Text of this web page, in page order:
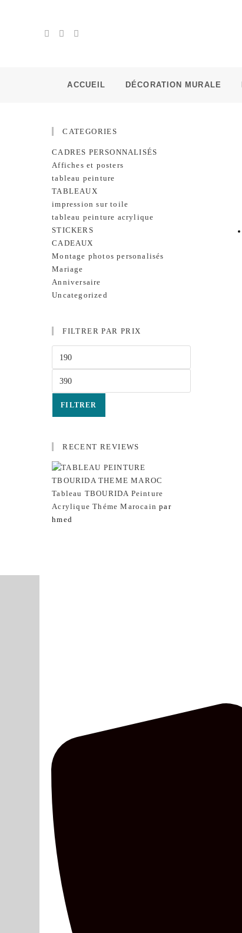
ACCUEIL DÉCORATION MURALE
CATEGORIES
CADRES PERSONNALISÉS
Affiches et posters
tableau peinture
TABLEAUX
impression sur toile
tableau peinture acrylique
STICKERS
CADEAUX
Montage photos personalisés
Mariage
Anniversaire
Uncategorized
FILTRER PAR PRIX
FILTRER
RECENT REVIEWS
Tableau TBOURIDA Peinture
Acrylique Théme Marocain par
hmed